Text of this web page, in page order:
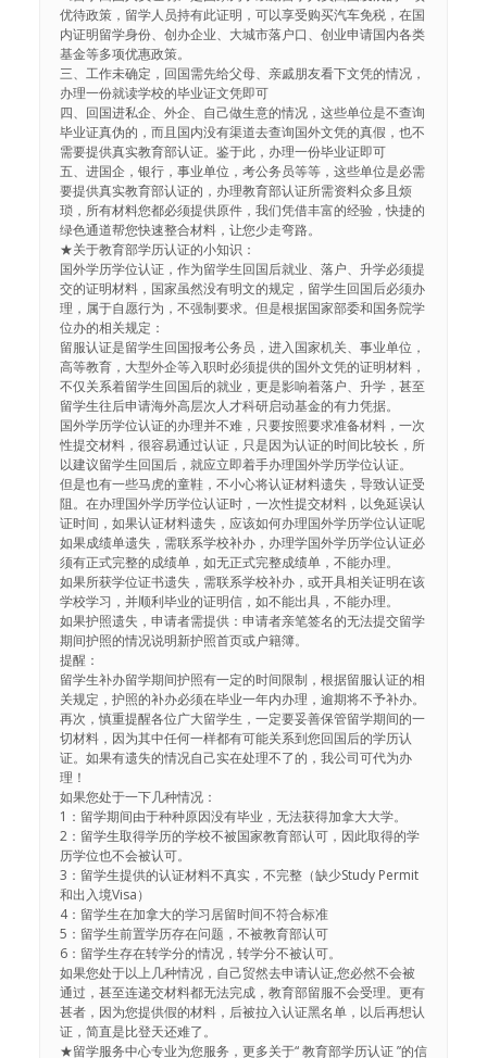
优待政策，留学人员持有此证明，可以享受购买汽车免税，在国
内证明留学身份、创办企业、大城市落户口、创业申请国内各类
基金等多项优惠政策。
三、工作未确定，回国需先给父母、亲戚朋友看下文凭的情况，
办理一份就读学校的毕业证文凭即可
四、回国进私企、外企、自己做生意的情况，这些单位是不查询
毕业证真伪的，而且国内没有渠道去查询国外文凭的真假，也不
需要提供真实教育部认证。鉴于此，办理一份毕业证即可
五、进国企，银行，事业单位，考公务员等等，这些单位是必需
要提供真实教育部认证的，办理教育部认证所需资料众多且烦
琐，所有材料您都必须提供原件，我们凭借丰富的经验，快捷的
绿色通道帮您快速整合材料，让您少走弯路。
★关于教育部学历认证的小知识：
国外学历学位认证，作为留学生回国后就业、落户、升学必须提
交的证明材料，国家虽然没有明文的规定，留学生回国后必须办
理，属于自愿行为，不强制要求。但是根据国家部委和国务院学
位办的相关规定：
留服认证是留学生回国报考公务员，进入国家机关、事业单位，
高等教育，大型外企等入职时必须提供的国外文凭的证明材料，
不仅关系着留学生回国后的就业，更是影响着落户、升学，甚至
留学生往后申请海外高层次人才科研启动基金的有力凭据。
国外学历学位认证的办理并不难，只要按照要求准备材料，一次
性提交材料，很容易通过认证，只是因为认证的时间比较长，所
以建议留学生回国后，就应立即着手办理国外学历学位认证。
但是也有一些马虎的童鞋，不小心将认证材料遗失，导致认证受
阻。在办理国外学历学位认证时，一次性提交材料，以免延误认
证时间，如果认证材料遗失，应该如何办理国外学历学位认证呢
如果成绩单遗失，需联系学校补办，办理学国外学历学位认证必
须有正式完整的成绩单，如无正式完整成绩单，不能办理。
如果所获学位证书遗失，需联系学校补办，或开具相关证明在该
学校学习，并顺利毕业的证明信，如不能出具，不能办理。
如果护照遗失，申请者需提供：申请者亲笔签名的无法提交留学
期间护照的情况说明新护照首页或户籍簿。
提醒：
留学生补办留学期间护照有一定的时间限制，根据留服认证的相
关规定，护照的补办必须在毕业一年内办理，逾期将不予补办。
再次，慎重提醒各位广大留学生，一定要妥善保管留学期间的一
切材料，因为其中任何一样都有可能关系到您回国后的学历认
证。如果有遗失的情况自己实在处理不了的，我公司可代为办
理！
如果您处于一下几种情况：
1：留学期间由于种种原因没有毕业，无法获得加拿大大学。
2：留学生取得学历的学校不被国家教育部认可，因此取得的学
历学位也不会被认可。
3：留学生提供的认证材料不真实，不完整（缺少Study Permit
和出入境Visa）
4：留学生在加拿大的学习居留时间不符合标准
5：留学生前置学历存在问题，不被教育部认可
6：留学生存在转学分的情况，转学分不被认可。
如果您处于以上几种情况，自己贸然去申请认证,您必然不会被
通过，甚至连递交材料都无法完成，教育部留服不会受理。更有
甚者，因为您提供假的材料，后被拉入认证黑名单，以后再想认
证，简直是比登天还难了。
★留学服务中心专业为您服务，更多关于“ 教育部学历认证 ”的信